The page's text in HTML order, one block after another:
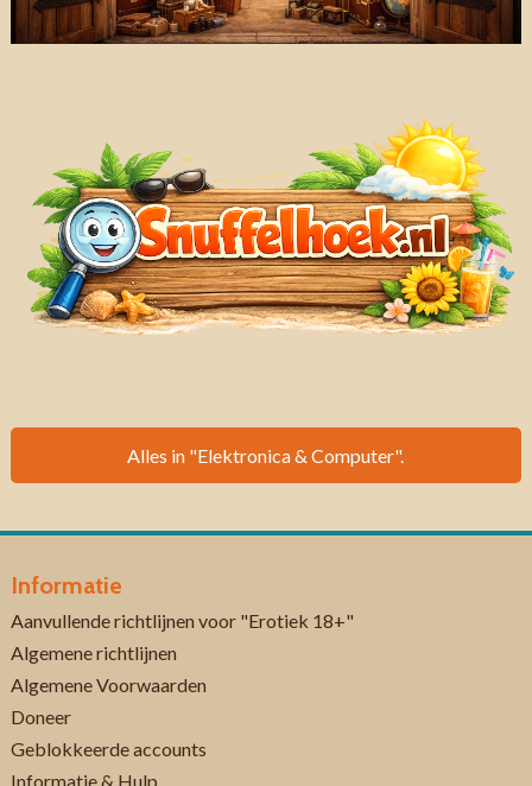
Alles in "Elektronica & Computer".
Informatie
Aanvullende richtlijnen voor "Erotiek 18+"
Algemene richtlijnen
Algemene Voorwaarden
Doneer
Geblokkeerde accounts
Informatie & Hulp